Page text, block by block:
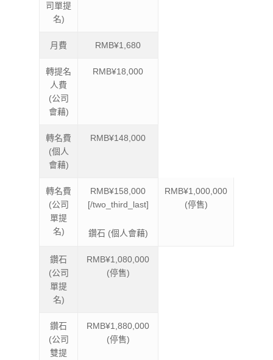
司單提
名)
月費 RMB¥1,680
轉提名
人費
(公司
會藉)
RMB¥18,000
轉名費
(個人
會藉)
RMB¥148,000
轉名費
(公司
單提
名)
RMB¥158,000
[/two_third_last]
鑽石 (個人會藉)
RMB¥1,000,000
(停售)
鑽石
(公司
單提
名)
RMB¥1,080,000
(停售)
鑽石
(公司
雙提
RMB¥1,880,000
(停售)